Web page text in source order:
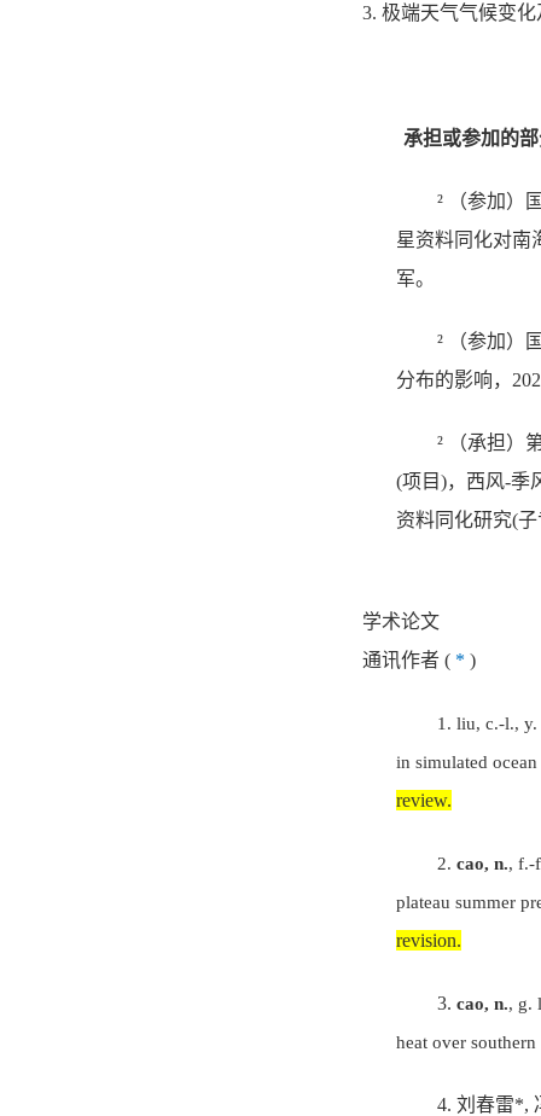
3. 极端天气气候变化
承担或参加的
²
（参加）
星资料同化对南
军。
²
（参加）
分布的影响，
²
（承担）
(项目)，西风-季
资料同化研究(子
学术论文
通讯作者 ( * )
1. liu, c.-l.,
in simulated
review.
2. cao, n., f.-
plateau summer
revision.
3. cao, n., g.
heat over
4. 刘春雷*,